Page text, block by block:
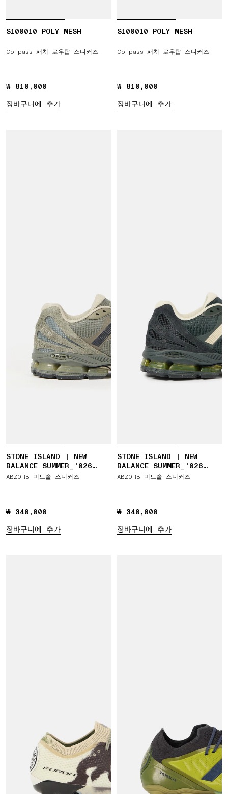
S100010 POLY MESH
Compass 패치 로우탑 스니커즈
₩ 810,000
₩ 810,000
장바구니에 추가
S100010 POLY MESH
Compass 패치 로우탑 스니커즈
₩ 810,000
₩ 810,000
장바구니에 추가
STONE ISLAND | NEW
BALANCE SUMMER_'026
CAPSULE ABZORB 1890
ABZORB 미드솔 스니커즈
₩ 340,000
₩ 340,000
장바구니에 추가
STONE ISLAND | NEW
BALANCE SUMMER_'026
CAPSULE ABZORB 1890
ABZORB 미드솔 스니커즈
₩ 340,000
₩ 340,000
장바구니에 추가